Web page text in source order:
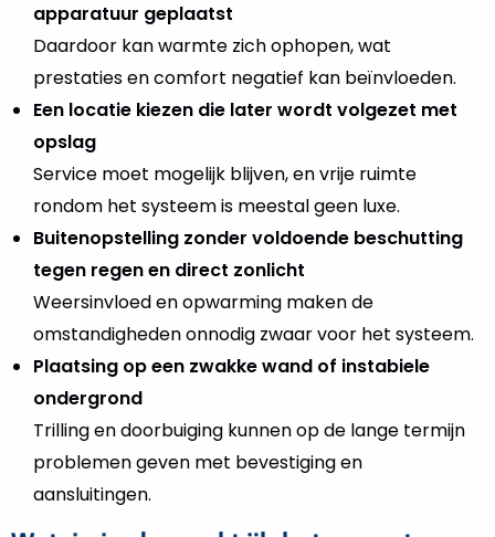
apparatuur geplaatst
Daardoor kan warmte zich ophopen, wat
prestaties en comfort negatief kan beïnvloeden.
Een locatie kiezen die later wordt volgezet met
opslag
Service moet mogelijk blijven, en vrije ruimte
rondom het systeem is meestal geen luxe.
Buitenopstelling zonder voldoende beschutting
tegen regen en direct zonlicht
Weersinvloed en opwarming maken de
omstandigheden onnodig zwaar voor het systeem.
Plaatsing op een zwakke wand of instabiele
ondergrond
Trilling en doorbuiging kunnen op de lange termijn
problemen geven met bevestiging en
aansluitingen.